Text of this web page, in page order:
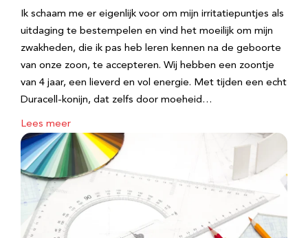
Ik schaam me er eigenlijk voor om mijn irritatiepuntjes als
uitdaging te bestempelen en vind het moeilijk om mijn
zwakheden, die ik pas heb leren kennen na de geboorte
van onze zoon, te accepteren. Wij hebben een zoontje
van 4 jaar, een lieverd en vol energie. Met tijden een echt
Duracell-konijn, dat zelfs door moeheid…
Lees meer